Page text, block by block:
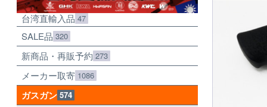
台湾直輸入品 47
SALE品 320
新商品・再販予約 273
メーカー取寄 1086
ガスガン 574